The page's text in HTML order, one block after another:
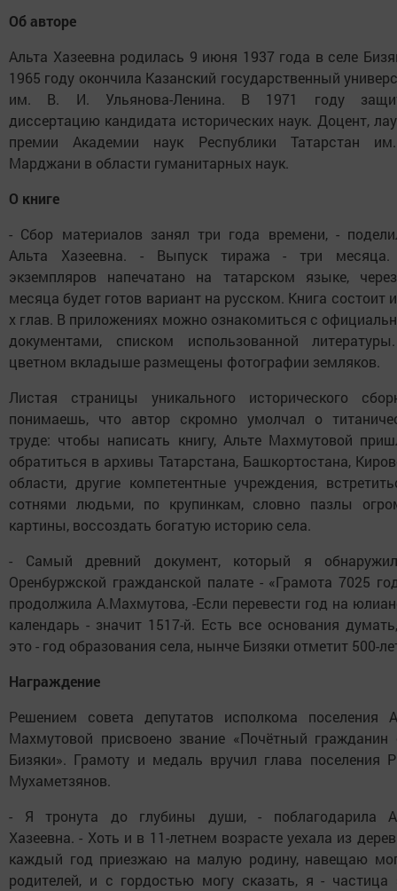
Об авторе
Альта Хазеевна родилась 9 июня 1937 года в селе
1965 году окончила Казанский государственный
им. В. И. Ульянова-Ленина. В 1971 году
диссертацию кандидата исторических наук. Доцент,
премии Академии наук Республики Татарстан
Марджани в области гуманитарных наук.
О книге
- Сбор материалов занял три года времени, -
Альта Хазеевна. - Выпуск тиража - три месяца.
экземпляров напечатано на татарском языке,
месяца будет готов вариант на русском. Книга состоит
х глав. В приложениях можно ознакомиться с
документами, списком использованной
цветном вкладыше размещены фотографии земляков.
Листая страницы уникального исторического
понимаешь, что автор скромно умолчал о
труде: чтобы написать книгу, Альте Махмутовой
обратиться в архивы Татарстана, Башкортостана,
области, другие компетентные учреждения,
сотнями людьми, по крупинкам, словно пазлы
картины, воссоздать богатую историю села.
- Самый древний документ, который я
Оренбуржской гражданской палате - «Грамота 7025
продолжила А.Махмутова, -Если перевести год на
календарь - значит 1517-й. Есть все основания
это - год образования села, нынче Бизяки отметит 500-
Награждение
Решением совета депутатов исполкома поселения
Махмутовой присвоено звание «Почётный гражданин
Бизяки». Грамоту и медаль вручил глава поселения
Мухаметзянов.
- Я тронута до глубины души, - поблагодарила
Хазеевна. - Хоть и в 11-летнем возрасте уехала из
каждый год приезжаю на малую родину, навещаю
родителей, и с гордостью могу сказать, я - частица